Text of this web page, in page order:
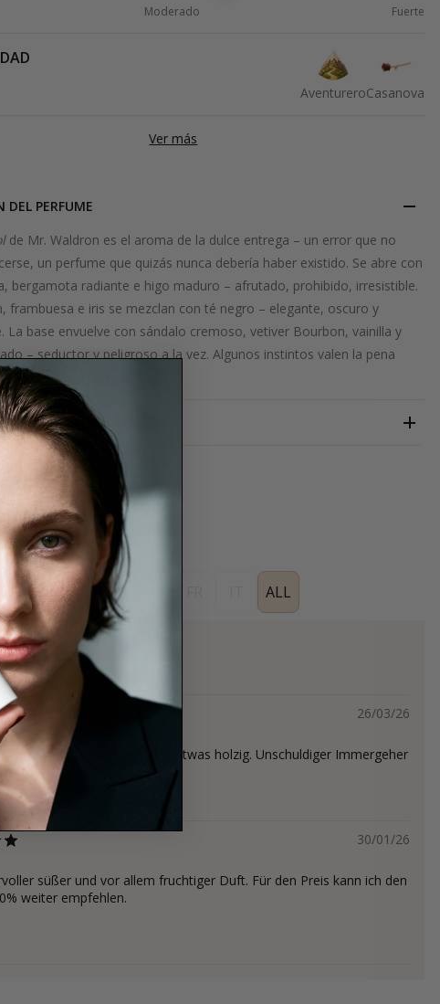
Moderado Fuerte
AventureroCasanova
Ver más
DEL PERFUME
de Mr. Waldron es el aroma de la dulce entrega – un error que no
un perfume que quizás nunca debería haber existido. Se abre con
bergamota radiante e higo maduro – afrutado, prohibido, irresistible.
frambuesa e iris se mezclan con té negro – elegante, oscuro y
La base envuelve con sándalo cremoso, vetiver Bourbon, vainilla y
– seductor y peligroso a la vez. Algunos instintos valen la pena
MR. WALDRON
ES EN ALL
26/03/26
komplex, aber süß & frisch, etwas holzig. Unschuldiger Immergeher
30/01/26
süßer und vor allem fruchtiger Duft. Für den Preis kann ich den
weiter empfehlen.